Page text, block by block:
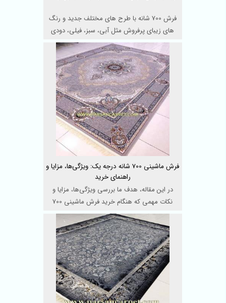
فرش 700 شانه با طرح های مختلف جدید و رنگ
های زیبای پرفروش مثل آبی، سبز، فیلی، دودی
و... در کارخانه ک ...
فرش ماشینی 700 شانه درجه یک: ویژگی‌ها، مزایا و
راهنمای خرید
در این مقاله، هدف ما بررسی ویژگی‌ها، مزایا و
نکات مهمی که هنگام خرید فرش ماشینی 700
شانه درجه ی ...